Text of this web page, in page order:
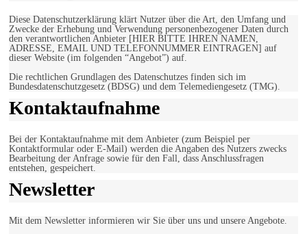
Diese Datenschutzerklärung klärt Nutzer über die Art, den Umfang und
Zwecke der Erhebung und Verwendung personenbezogener Daten durch
den verantwortlichen Anbieter [HIER BITTE IHREN NAMEN,
ADRESSE, EMAIL UND TELEFONNUMMER EINTRAGEN] auf
dieser Website (im folgenden “Angebot”) auf.
Die rechtlichen Grundlagen des Datenschutzes finden sich im
Bundesdatenschutzgesetz (BDSG) und dem Telemediengesetz (TMG).
Kontaktaufnahme
Bei der Kontaktaufnahme mit dem Anbieter (zum Beispiel per
Kontaktformular oder E-Mail) werden die Angaben des Nutzers zwecks
Bearbeitung der Anfrage sowie für den Fall, dass Anschlussfragen
entstehen, gespeichert.
Newsletter
Mit dem Newsletter informieren wir Sie über uns und unsere Angebote.